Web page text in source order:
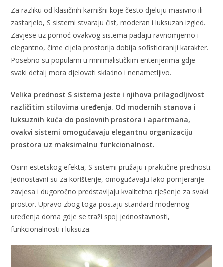
Za razliku od klasičnih karnišni koje često djeluju masivno ili
zastarjelo, S sistemi stvaraju čist, moderan i luksuzan izgled.
Zavjese uz pomoć ovakvog sistema padaju ravnomjerno i
elegantno, čime cijela prostorija dobija sofisticiraniji karakter.
Posebno su popularni u minimalističkim enterijerima gdje
svaki detalj mora djelovati skladno i nenametljivo.
Velika prednost S sistema jeste i njihova prilagodljivost
različitim stilovima uređenja. Od modernih stanova i
luksuznih kuća do poslovnih prostora i apartmana,
ovakvi sistemi omogućavaju elegantnu organizaciju
prostora uz maksimalnu funkcionalnost.
Osim estetskog efekta, S sistemi pružaju i praktične prednosti.
Jednostavni su za korištenje, omogućavaju lako pomjeranje
zavjesa i dugoročno predstavljaju kvalitetno rješenje za svaki
prostor. Upravo zbog toga postaju standard modernog
uređenja doma gdje se traži spoj jednostavnosti,
funkcionalnosti i luksuza.